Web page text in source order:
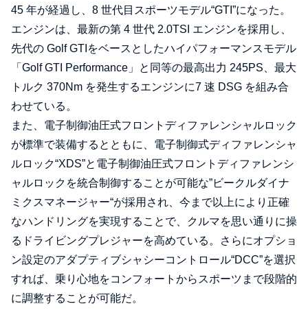
45 年が経過し、8 世代目スポーツモデル“GTI”になった。
エンジンは、最新の第 4 世代 2.0TSI エンジンを採用し、
先代の Golf GTIをベースとしたハイパフォーマンスモデル
「Golf GTI Performance」と同等の最高出力 245PS、最大
トルク 370Nm を発生するエンジンに7 速 DSG を組み合
わせている。
また、電子制御油圧式フロントディファレンシャルロック
が標準で装備するとともに、電子制御式ディファレンシャ
ルロック“XDS”と電子制御油圧式フロントディファレンシ
ャルロックを統合制御することが可能な”ビークルダイナ
ミクスマネージャー“が採用され、今まで以上により正確
なハンドリングを実現することで、クルマを思い通りに操
るドライビングプレジャーを高めている。さらにオプショ
ン設定のアダプティブシャシーコントロール“DCC”を選択
すれば、乗り心地をコンフォートからスポーツまで段階的
に調整することが可能だ。